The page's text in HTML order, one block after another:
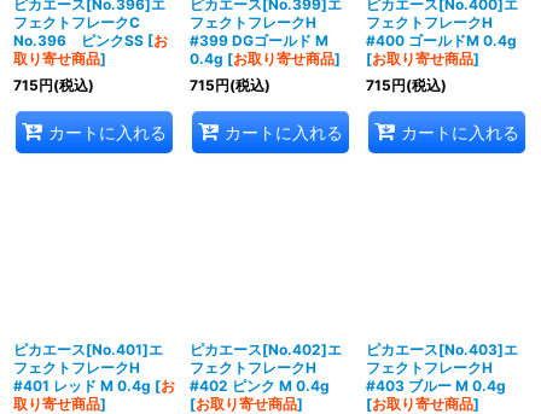
ピカエース[No.396]エ
フェクトフレークC
No.396 ピンクSS [お
取り寄せ商品]
715円(税込)
カートに入れる
ピカエース[No.399]エ
フェクトフレークH
#399 DGゴールド M
0.4g [お取り寄せ商品]
715円(税込)
カートに入れる
ピカエース[No.400]エ
フェクトフレークH
#400 ゴールドM 0.4g
[お取り寄せ商品]
715円(税込)
カートに入れる
ピカエース[No.401]エ
フェクトフレークH
#401 レッド M 0.4g [お
取り寄せ商品]
ピカエース[No.402]エ
フェクトフレークH
#402 ピンク M 0.4g
[お取り寄せ商品]
ピカエース[No.403]エ
フェクトフレークH
#403 ブルー M 0.4g
[お取り寄せ商品]